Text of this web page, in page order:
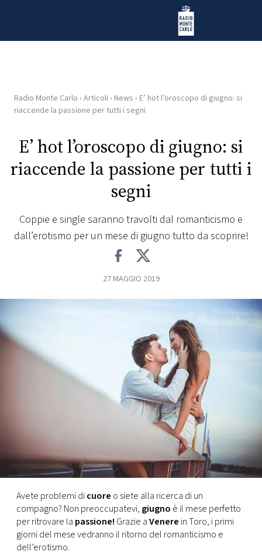
Radio Monte Carlo
HOME
RADIO
WEB
PLAYLIST
EVENTI
PRINCIPATO
DI
MONACO
RMC
CONSIGLIA
Radio Monte Carlo › Articoli › News › E’ hot l’oroscopo di giugno: si
riaccende la passione per tutti i segni
E’ hot l’oroscopo di giugno: si
riaccende la passione per tutti i
segni
Coppie e single saranno travolti dal romanticismo e
dall’erotismo per un mese di giugno tutto da scoprire!
27 MAGGIO 2019
Avete problemi dicuore o siete alla ricerca di un
compagno? Non preoccupatevi, giugno è il mese perfetto
per ritrovare la passione! Grazie aVenere in Toro, i primi
giorni del mese vedranno il ritorno del romanticismo e
dell’erotismo.